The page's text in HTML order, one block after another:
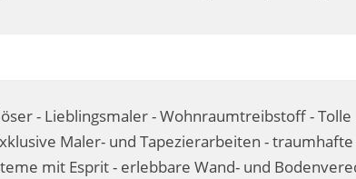
- Lieblingsmaler - Wohnraumtreibstoff -
Maler- und Tapezierarbeiten -
mit Esprit - erlebbare Wand- und